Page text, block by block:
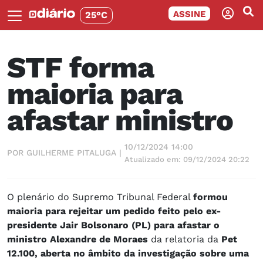
25°C ASSINE
STF forma
maioria para
afastar ministro
POR GUILHERME PITALUGA |
10/12/2024 14:00
Atualizado em: 09/12/2024 20:22
O plenário do Supremo Tribunal Federal formou
maioria para rejeitar um pedido feito pelo ex-
presidente Jair Bolsonaro (PL) para afastar o
ministro Alexandre de Moraes da relatoria da Pet
12.100, aberta no âmbito da investigação sobre uma